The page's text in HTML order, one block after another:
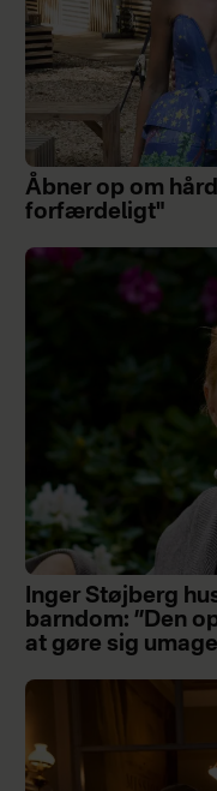
Åbner op om
forfærdeligt"
Inger Støjberg
barndom: ”Den
at gøre sig